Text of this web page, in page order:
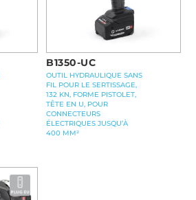
B1350-UC
OUTIL HYDRAULIQUE SANS
FIL POUR LE SERTISSAGE,
132 KN, FORME PISTOLET,
TÊTE EN U, POUR
CONNECTEURS
ÉLECTRIQUES JUSQU’À
400 MM²